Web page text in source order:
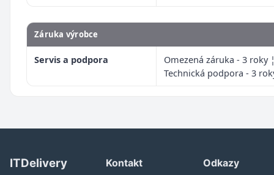
Záruka výrobce
Servis a podpora
Omezená záruka - 3 roky
Technická podpora - 3
ITDelivery
Kontakt
Odkazy